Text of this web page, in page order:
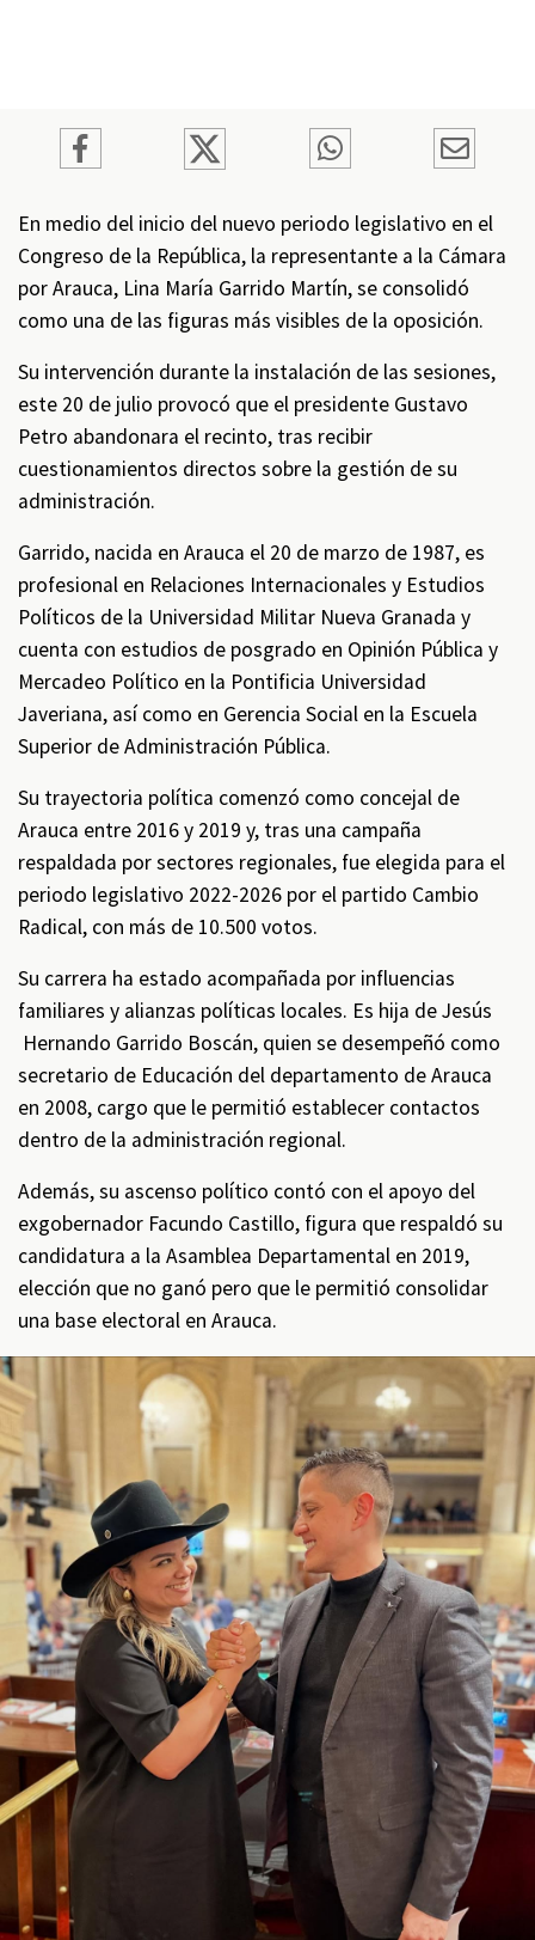
En medio del inicio del nuevo periodo legislativo en el
Congreso de la República, la representante a la Cámara
por Arauca, Lina María Garrido Martín, se consolidó
como una de las figuras más visibles de la oposición.
Su intervención durante la instalación de las sesiones,
este 20 de julio provocó que el presidente Gustavo
Petro abandonara el recinto, tras recibir
cuestionamientos directos sobre la gestión de su
administración.
Garrido, nacida en Arauca el 20 de marzo de 1987, es
profesional en Relaciones Internacionales y Estudios
Políticos de la Universidad Militar Nueva Granada y
cuenta con estudios de posgrado en Opinión Pública y
Mercadeo Político en la Pontificia Universidad
Javeriana, así como en Gerencia Social en la Escuela
Superior de Administración Pública.
Su trayectoria política comenzó como concejal de
Arauca entre 2016 y 2019 y, tras una campaña
respaldada por sectores regionales, fue elegida para el
periodo legislativo 2022-2026 por el partido Cambio
Radical, con más de 10.500 votos.
Su carrera ha estado acompañada por influencias
familiares y alianzas políticas locales. Es hija de Jesús
Hernando Garrido Boscán, quien se desempeñó como
secretario de Educación del departamento de Arauca
en 2008, cargo que le permitió establecer contactos
dentro de la administración regional.
Además, su ascenso político contó con el apoyo del
exgobernador Facundo Castillo, figura que respaldó su
candidatura a la Asamblea Departamental en 2019,
elección que no ganó pero que le permitió consolidar
una base electoral en Arauca.